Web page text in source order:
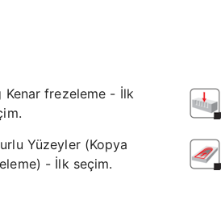
Kenar frezeleme - İlk
Yüzeyler (Kopya
- İlk seçim.